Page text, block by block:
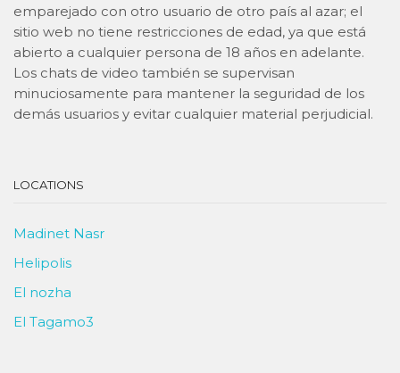
emparejado con otro usuario de otro país al azar; el
sitio web no tiene restricciones de edad, ya que está
abierto a cualquier persona de 18 años en adelante.
Los chats de video también se supervisan
minuciosamente para mantener la seguridad de los
demás usuarios y evitar cualquier material perjudicial.
LOCATIONS
Madinet Nasr
Helipolis
El nozha
El Tagamo3